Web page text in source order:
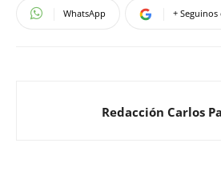
WhatsApp +
Redacción Carlos